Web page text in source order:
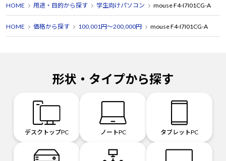
HOME 用途・目的から探す 学生向けパソコン mouse F4-I7I01CG-A
HOME 価格から探す 100,001円～200,000円 mouse F4-I7I01CG-A
形状・タイプから探す
デスクトップPC ノートPC タブレットPC